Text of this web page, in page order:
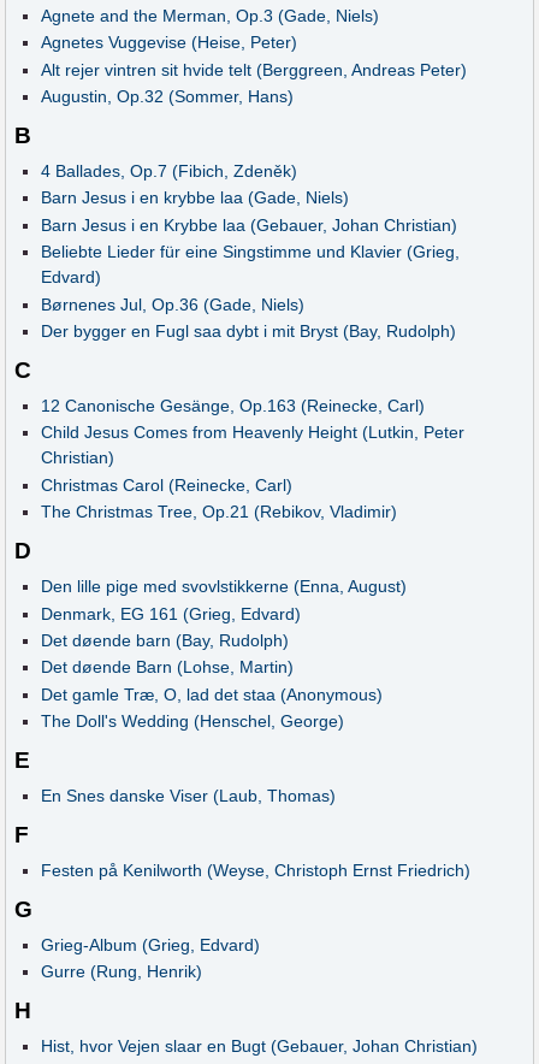
Agnete and the Merman, Op.3 (Gade, Niels)
Agnetes Vuggevise (Heise, Peter)
Alt rejer vintren sit hvide telt (Berggreen, Andreas Peter)
Augustin, Op.32 (Sommer, Hans)
B
4 Ballades, Op.7 (Fibich, Zdeněk)
Barn Jesus i en krybbe laa (Gade, Niels)
Barn Jesus i en Krybbe laa (Gebauer, Johan Christian)
Beliebte Lieder für eine Singstimme und Klavier (Grieg,
Edvard)
Børnenes Jul, Op.36 (Gade, Niels)
Der bygger en Fugl saa dybt i mit Bryst (Bay, Rudolph)
C
12 Canonische Gesänge, Op.163 (Reinecke, Carl)
Child Jesus Comes from Heavenly Height (Lutkin, Peter
Christian)
Christmas Carol (Reinecke, Carl)
The Christmas Tree, Op.21 (Rebikov, Vladimir)
D
Den lille pige med svovlstikkerne (Enna, August)
Denmark, EG 161 (Grieg, Edvard)
Det døende barn (Bay, Rudolph)
Det døende Barn (Lohse, Martin)
Det gamle Træ, O, lad det staa (Anonymous)
The Doll's Wedding (Henschel, George)
E
En Snes danske Viser (Laub, Thomas)
F
Festen på Kenilworth (Weyse, Christoph Ernst Friedrich)
G
Grieg-Album (Grieg, Edvard)
Gurre (Rung, Henrik)
H
Hist, hvor Vejen slaar en Bugt (Gebauer, Johan Christian)